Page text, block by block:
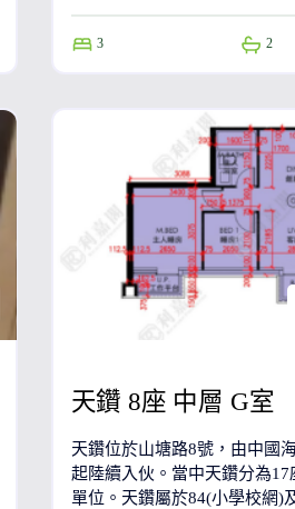
3 2
天鑽 8座 中層 G室
天鑽位於山塘路8號，由中國
起陸續入伙。當中天鑽分為17
單位。天鑽屬於84(小學校網)